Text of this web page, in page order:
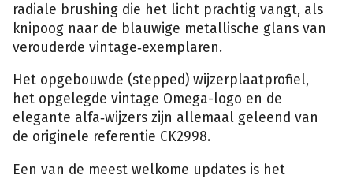
radiale brushing die het licht prachtig vangt, als
knipoog naar de blauwige metallische glans van
verouderde vintage‑exemplaren.
Het opgebouwde (stepped) wijzerplaatprofiel,
het opgelegde vintage Omega-logo en de
elegante alfa‑wijzers zijn allemaal geleend van
de originele referentie CK2998.
Een van de meest welkome updates is het